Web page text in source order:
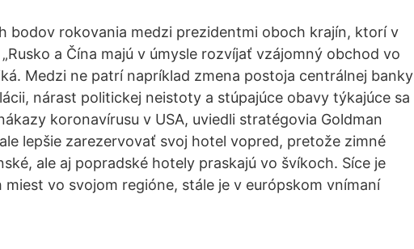
bodov rokovania medzi prezidentmi oboch krajín, ktorí v
a Čína majú v úmysle rozvíjať vzájomný obchod vo
Medzi ne patrí napríklad zmena postoja centrálnej banky
nárast politickej neistoty a stúpajúce obavy týkajúce sa
koronavírusu v USA, uviedli stratégovia Goldman
lepšie zarezervovať svoj hotel vopred, pretože zimné
ale aj popradské hotely praskajú vo švíkoch. Síce je
miest vo svojom regióne, stále je v európskom vnímaní